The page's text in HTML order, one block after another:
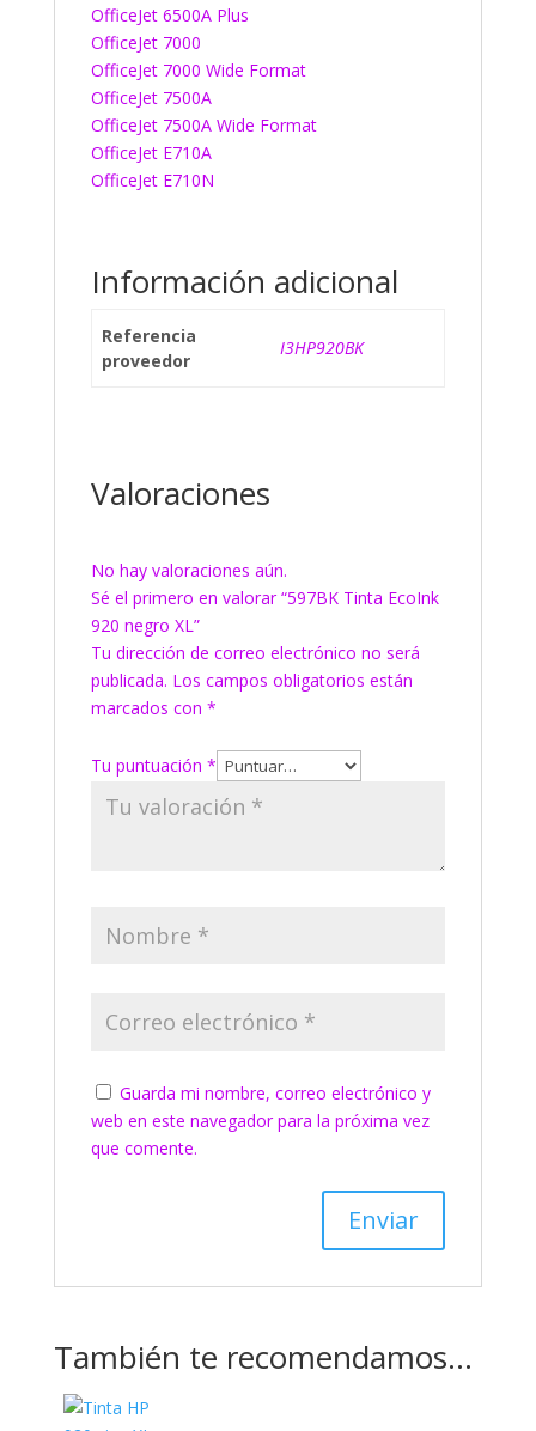
OfficeJet 6500A Plus
OfficeJet 7000
OfficeJet 7000 Wide Format
OfficeJet 7500A
OfficeJet 7500A Wide Format
OfficeJet E710A
OfficeJet E710N
Información adicional
Referencia
proveedor
I3HP920BK
Valoraciones
No hay valoraciones aún.
Sé el primero en valorar “597BK Tinta EcoInk
920 negro XL”
Tu dirección de correo electrónico no será
publicada. Los campos obligatorios están
marcados con *
Tu puntuación *
Guarda mi nombre, correo electrónico y
web en este navegador para la próxima vez
que comente.
También te recomendamos…